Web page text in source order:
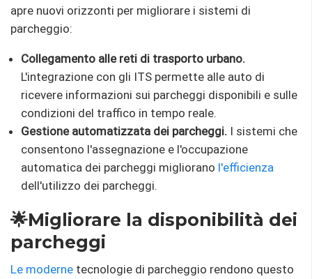
apre nuovi orizzonti per migliorare i sistemi di
parcheggio:
Collegamento alle reti di trasporto urbano.
L'integrazione con gli ITS permette alle auto di
ricevere informazioni sui parcheggi disponibili e sulle
condizioni del traffico in tempo reale.
Gestione automatizzata dei parcheggi. I sistemi che
consentono l'assegnazione e l'occupazione
automatica dei parcheggi migliorano l'efficienza
dell'utilizzo dei parcheggi.
🌟Migliorare la disponibilità dei
parcheggi
Le moderne tecnologie di parcheggio rendono questo